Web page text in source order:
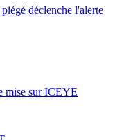
déclenche l'alerte
mise sur ICEYE